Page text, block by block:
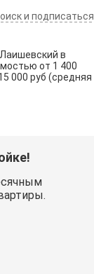
и подписаться
в
от 1 400
000 руб (средняя